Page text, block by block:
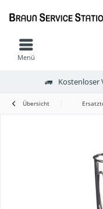
Kostenloser
Menü
Übersicht